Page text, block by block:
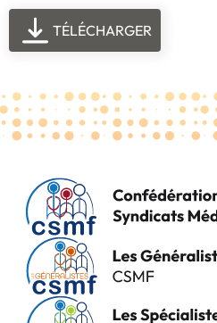
TÉLÉCHARGER